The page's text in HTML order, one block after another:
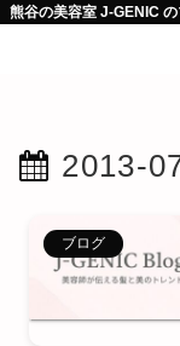
熊谷の美容室 J-GENIC
2013-
ブログ